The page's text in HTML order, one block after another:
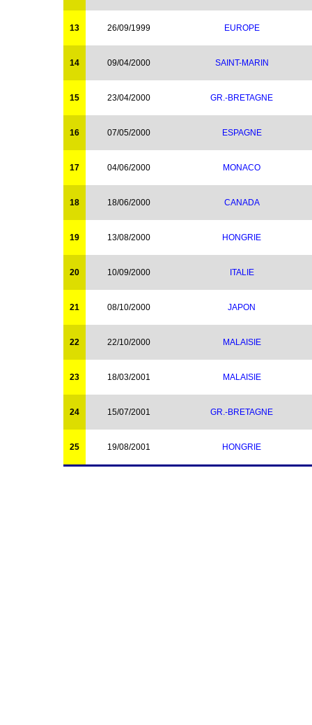
13 26/09/1999 EUROPE
14 09/04/2000 SAINT-MARIN
15 23/04/2000 GR.-BRETAGNE
16 07/05/2000 ESPAGNE
17 04/06/2000 MONACO
18 18/06/2000 CANADA
19 13/08/2000 HONGRIE
20 10/09/2000 ITALIE
21 08/10/2000 JAPON
22 22/10/2000 MALAISIE
23 18/03/2001 MALAISIE
24 15/07/2001 GR.-BRETAGNE
25 19/08/2001 HONGRIE